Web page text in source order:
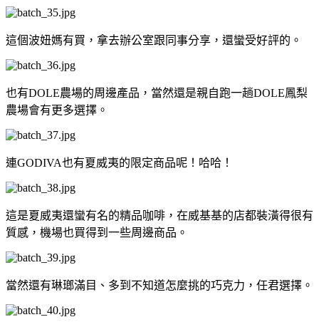
這個波妞媽有買，拿去辦公室跟同事分享，還蠻受好評的。
也有DOLE農場的周邊產品，當然還是親自跑一趟DOLE鳳梨
農場會有更多選擇。
連GODIVA也有夏威夷的限定商品呢！哈哈！
這是夏威夷還蠻有名的精品咖啡，在威基基的店都裝潢得很有
質感，機場也買得到一些周邊商品。
當然還有琳瑯滿目、多到不知道怎麼挑的巧克力，任君選擇。